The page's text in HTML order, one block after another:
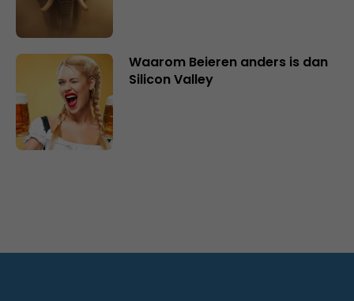
Waarom Beieren anders is dan
Silicon Valley